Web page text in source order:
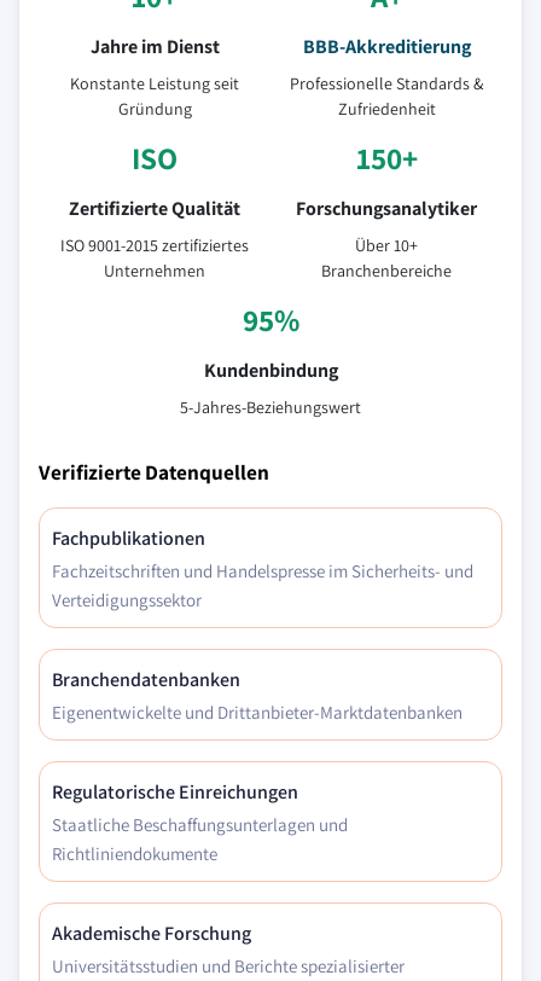
Jahre im Dienst
Konstante Leistung seit
Gründung
BBB-Akkreditierung
Professionelle Standards &
Zufriedenheit
ISO
Zertifizierte Qualität
ISO 9001-2015 zertifiziertes
Unternehmen
150+
Forschungsanalytiker
Über 10+
Branchenbereiche
95%
Kundenbindung
5-Jahres-Beziehungswert
Verifizierte Datenquellen
Fachpublikationen
Fachzeitschriften und Handelspresse im Sicherheits- und
Verteidigungssektor
Branchendatenbanken
Eigenentwickelte und Drittanbieter-Marktdatenbanken
Regulatorische Einreichungen
Staatliche Beschaffungsunterlagen und
Richtliniendokumente
Akademische Forschung
Universitätsstudien und Berichte spezialisierter